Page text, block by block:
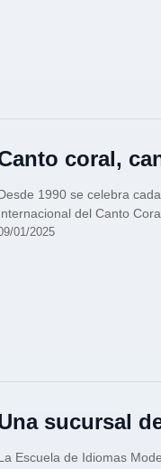
coral,
1990 se celebra
del Canto
01/2025
sucursal
Escuela de Idiomas